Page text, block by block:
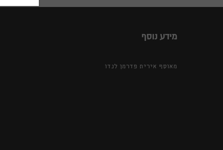
מידע נוסף
מאוסף אירית פדרמן לנדו